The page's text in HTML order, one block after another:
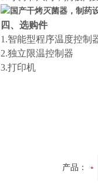
四、选购件
1.智能型程序温度控制
2.独立限温控制器
3.打印机
产品：